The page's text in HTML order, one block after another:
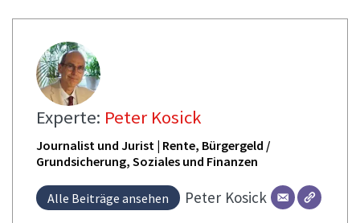
Experte: Peter Kosick
Journalist und Jurist | Rente, Bürgergeld /
Grundsicherung, Soziales und Finanzen
Alle Beiträge ansehen Peter Kosick